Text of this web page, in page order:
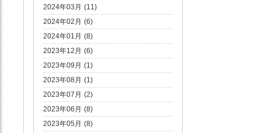
2024年03月 (11)
2024年02月 (6)
2024年01月 (8)
2023年12月 (6)
2023年09月 (1)
2023年08月 (1)
2023年07月 (2)
2023年06月 (8)
2023年05月 (8)